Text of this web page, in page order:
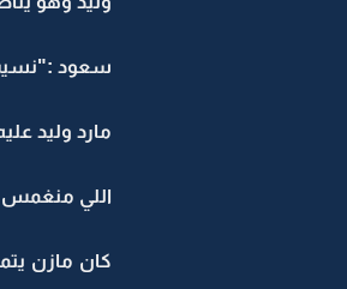
سعود :"نسيت
مارد وليد
اللي منغمس
كان مازن